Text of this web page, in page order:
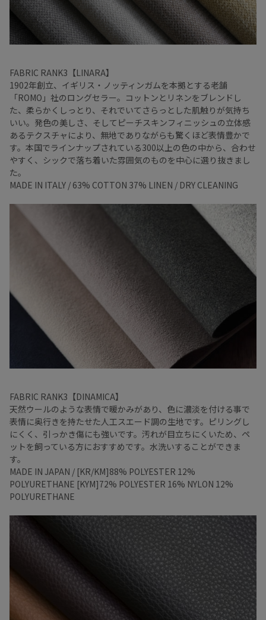
FABRIC RANK3【LINARA】
1902年創立、イギリス・ノッティンガムを本拠とする老舗
「ROMO」社のロングセラー。コットンとリネンをブレンドし
た、柔らかくしっとり、それでいてさらっとした肌触りが気持ち
いい。発色の美しさ、そしてピーチスキンフィニッシュの立体感
あるテクスチャにより、無地でありながらも驚くほど表情豊かで
す。本国でラインナップされている300以上の色の中から、合わせ
やすく、シックで落ち着いた雰囲気のものを中心に選り抜きまし
た。
MADE IN ITALY / 63% COTTON 37% LINEN / DRY CLEANING
FABRIC RANK3【DINAMICA】
天然ウールのような表情で暖かみがあり、色に濃淡を付ける事で
表情に奥行きを持たせた人工スエード調の生地です。ピリングし
にくく、引っかき傷にも強いです。汚れが目立ちにくいため、ペ
ットを飼っている方におすすめです。水洗いすることができま
す。
MADE IN JAPAN / [KR/KM]88% POLYESTER 12%
POLYURETHANE [KYM]72% POLYESTER 16% NYLON 12%
POLYURETHANE